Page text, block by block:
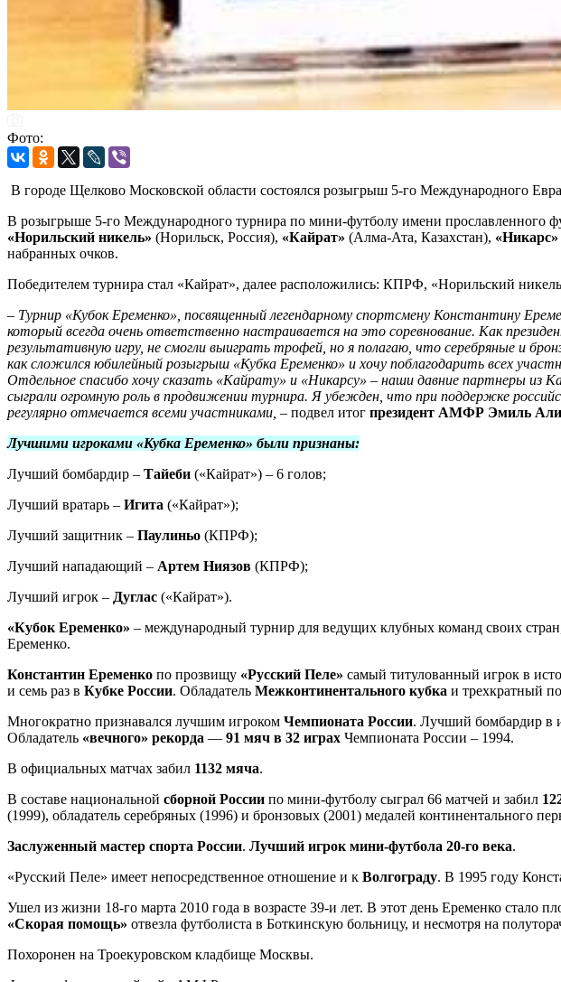
Фото:
В городе Щелково Московской области состоялся розыгрыш 5-го Международного
В розыгрыше 5-го Международного турнира по мини-футболу имени прославленного
«Норильский никель» (Норильск, Россия), «Кайрат» (Алма-Ата, Казахстан), «Никарс»
набранных очков.
Победителем турнира стал «Кайрат», далее расположились: КПРФ, «Норильский
– Турнир «Кубок Еременко», посвященный легендарному спортсмену Константину
который всегда очень ответственно настраивается на это соревнование. Как
результативную игру, не смогли выиграть трофей, но я полагаю, что серебряные и
как сложился юбилейный розыгрыш «Кубка Еременко» и хочу поблагодарить всех
Отдельное спасибо хочу сказать «Кайрату» и «Никарсу» – наши давние партнеры из
сыграли огромную роль в продвижении турнира. Я убежден, что при поддержке
регулярно отмечается всеми участниками, – подвел итог президент АМФР Эмиль
Лучшими игроками «Кубка Еременко» были признаны:
Лучший бомбардир – Тайеби («Кайрат») – 6 голов;
Лучший вратарь – Игита («Кайрат»);
Лучший защитник – Паулиньо (КПРФ);
Лучший нападающий – Артем Ниязов (КПРФ);
Лучший игрок – Дуглас («Кайрат»).
«Кубок Еременко» – международный турнир для ведущих клубных команд своих
Еременко.
Константин Еременко по прозвищу «Русский Пеле» самый титулованный игрок в
и семь раз в Кубке России. Обладатель Межконтинентального кубка и трехкратный
Многократно признавался лучшим игроком Чемпионата России. Лучший бомбардир в
Обладатель «вечного» рекорда — 91 мяч в 32 играх Чемпионата России – 1994.
В официальных матчах забил 1132 мяча.
В составе национальной сборной России по мини-футболу сыграл 66 матчей и забил
(1999), обладатель серебряных (1996) и бронзовых (2001) медалей континентального
Заслуженный мастер спорта России. Лучший игрок мини-футбола 20-го века.
«Русский Пеле» имеет непосредственное отношение и к Волгограду. В 1995 году
Ушел из жизни 18-го марта 2010 года в возрасте 39-и лет. В этот день Еременко стало
«Скорая помощь» отвезла футболиста в Боткинскую больницу, и несмотря на
Похоронен на Троекуровском кладбище Москвы.